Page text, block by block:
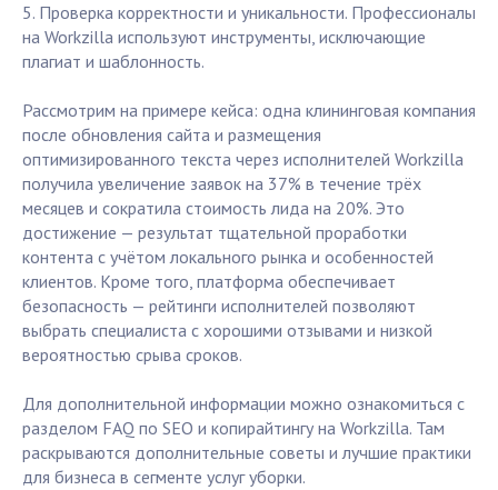
5. Проверка корректности и уникальности. Профессионалы
на Workzilla используют инструменты, исключающие
плагиат и шаблонность.
Рассмотрим на примере кейса: одна клининговая компания
после обновления сайта и размещения
оптимизированного текста через исполнителей Workzilla
получила увеличение заявок на 37% в течение трёх
месяцев и сократила стоимость лида на 20%. Это
достижение — результат тщательной проработки
контента с учётом локального рынка и особенностей
клиентов. Кроме того, платформа обеспечивает
безопасность — рейтинги исполнителей позволяют
выбрать специалиста с хорошими отзывами и низкой
вероятностью срыва сроков.
Для дополнительной информации можно ознакомиться с
разделом FAQ по SEO и копирайтингу на Workzilla. Там
раскрываются дополнительные советы и лучшие практики
для бизнеса в сегменте услуг уборки.